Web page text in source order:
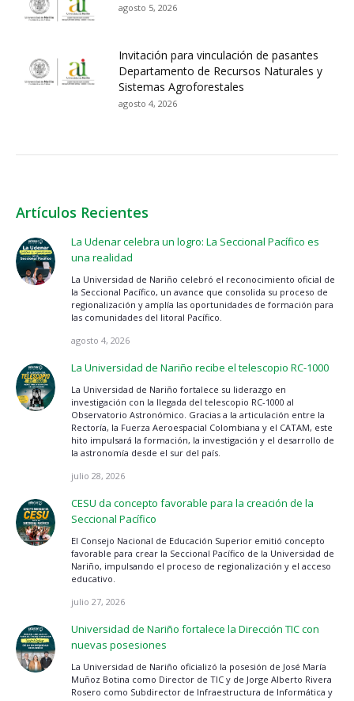
agosto 5, 2026
Invitación para vinculación de pasantes
Departamento de Recursos Naturales y
Sistemas Agroforestales
agosto 4, 2026
Artículos Recientes
La Udenar celebra un logro: La Seccional Pacífico es
una realidad
La Universidad de Nariño celebró el reconocimiento oficial de
la Seccional Pacífico, un avance que consolida su proceso de
regionalización y amplía las oportunidades de formación para
las comunidades del litoral Pacífico.
agosto 4, 2026
La Universidad de Nariño recibe el telescopio RC-1000
La Universidad de Nariño fortalece su liderazgo en
investigación con la llegada del telescopio RC-1000 al
Observatorio Astronómico. Gracias a la articulación entre la
Rectoría, la Fuerza Aeroespacial Colombiana y el CATAM, este
hito impulsará la formación, la investigación y el desarrollo de
la astronomía desde el sur del país.
julio 28, 2026
CESU da concepto favorable para la creación de la
Seccional Pacífico
El Consejo Nacional de Educación Superior emitió concepto
favorable para crear la Seccional Pacífico de la Universidad de
Nariño, impulsando el proceso de regionalización y el acceso
educativo.
julio 27, 2026
Universidad de Nariño fortalece la Dirección TIC con
nuevas posesiones
La Universidad de Nariño oficializó la posesión de José María
Muñoz Botina como Director de TIC y de Jorge Alberto Rivera
Rosero como Subdirector de Infraestructura de Informática y